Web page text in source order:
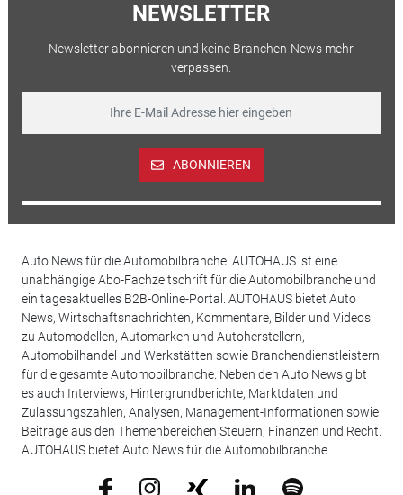
NEWSLETTER
Newsletter abonnieren und keine Branchen-News mehr
verpassen.
ABONNIEREN
Auto News für die Automobilbranche: AUTOHAUS ist eine
unabhängige Abo-Fachzeitschrift für die Automobilbranche und
ein tagesaktuelles B2B-Online-Portal. AUTOHAUS bietet Auto
News, Wirtschaftsnachrichten, Kommentare, Bilder und Videos
zu Automodellen, Automarken und Autoherstellern,
Automobilhandel und Werkstätten sowie Branchendienstleistern
für die gesamte Automobilbranche. Neben den Auto News gibt
es auch Interviews, Hintergrundberichte, Marktdaten und
Zulassungszahlen, Analysen, Management-Informationen sowie
Beiträge aus den Themenbereichen Steuern, Finanzen und Recht.
AUTOHAUS bietet Auto News für die Automobilbranche.